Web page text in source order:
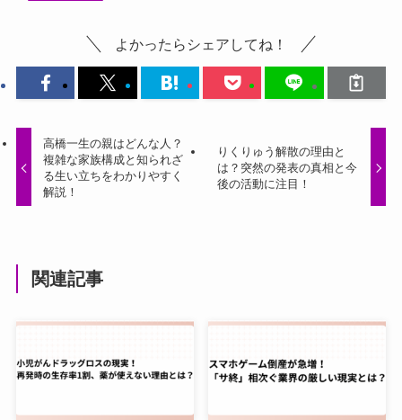
よかったらシェアしてね！
高橋一生の親はどんな人？
複雑な家族構成と知られざ
る生い立ちをわかりやすく
解説！
りくりゅう解散の理由と
は？突然の発表の真相と今
後の活動に注目！
関連記事